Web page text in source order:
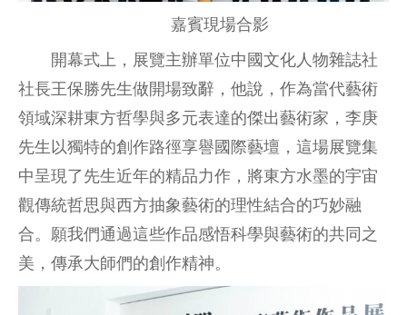
嘉賓現場合影
開幕式上，展覽主辦單位中國文化人物雜誌社
社長王保勝先生做開場致辭，他說，作為當代藝術
領域深耕東方哲學與多元表達的傑出藝術家，李庚
先生以獨特的創作路徑享譽國際藝壇，這場展覽集
中呈現了先生近年的精品力作，將東方水墨的宇宙
觀傳統哲思與西方抽象藝術的理性結合的巧妙融
合。願我們通過這些作品感悟科學與藝術的共同之
美，傳承大師們的創作精神。